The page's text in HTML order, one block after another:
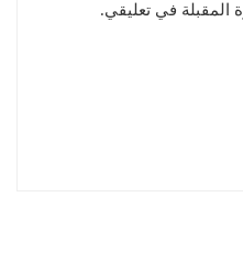
المقبلة في تعليقي.